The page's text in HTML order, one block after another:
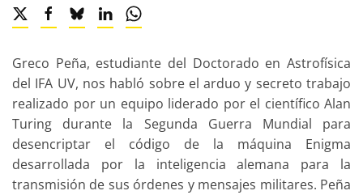
Greco Peña, estudiante del Doctorado en Astrofísica
del IFA UV, nos habló sobre el arduo y secreto trabajo
realizado por un equipo liderado por el científico Alan
Turing durante la Segunda Guerra Mundial para
desencriptar el código de la máquina Enigma
desarrollada por la inteligencia alemana para la
transmisión de sus órdenes y mensajes militares. Peña